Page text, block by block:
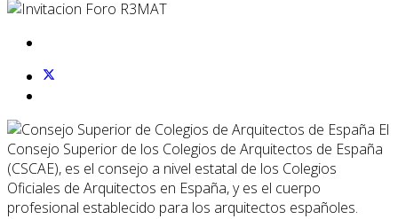
El
Consejo Superior de los Colegios de Arquitectos de España
(CSCAE), es el consejo a nivel estatal de los Colegios
Oficiales de Arquitectos en España, y es el cuerpo
profesional establecido para los arquitectos españoles.